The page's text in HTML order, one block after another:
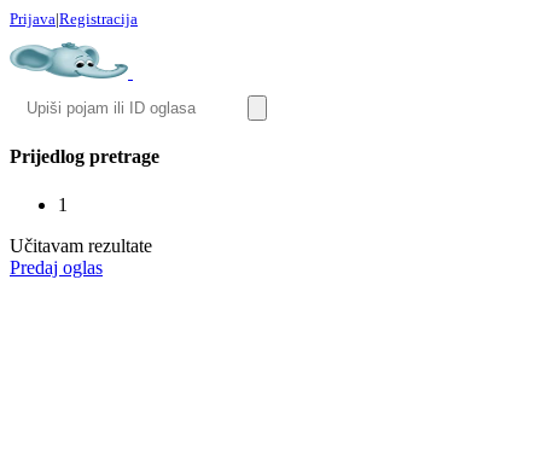
Prijava|Registracija
Prijedlog pretrage
1
Učitavam rezultate
Predaj oglas